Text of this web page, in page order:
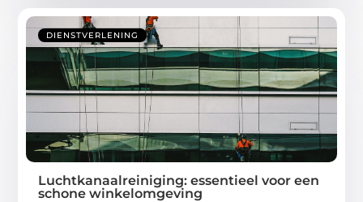
DIENSTVERLENING
Luchtkanaalreiniging: essentieel voor een
schone winkelomgeving